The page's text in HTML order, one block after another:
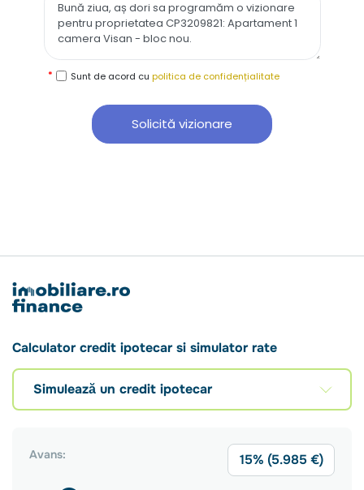
Sunt de acord cu politica de confidențialitate
Solicită vizionare